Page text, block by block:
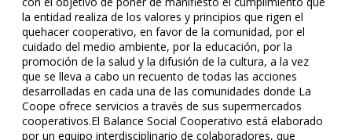
la entidad realiza de los valores y principios que rigen el
quehacer cooperativo, en favor de la comunidad, por el
cuidado del medio ambiente, por la educación, por la
promoción de la salud y la difusión de la cultura, a la vez
que se lleva a cabo un recuento de todas las acciones
desarrolladas en cada una de las comunidades donde La
Coope ofrece servicios a través de sus supermercados
cooperativos.El Balance Social Cooperativo está elaborado
por un equipo interdisciplinario de colaboradores, que